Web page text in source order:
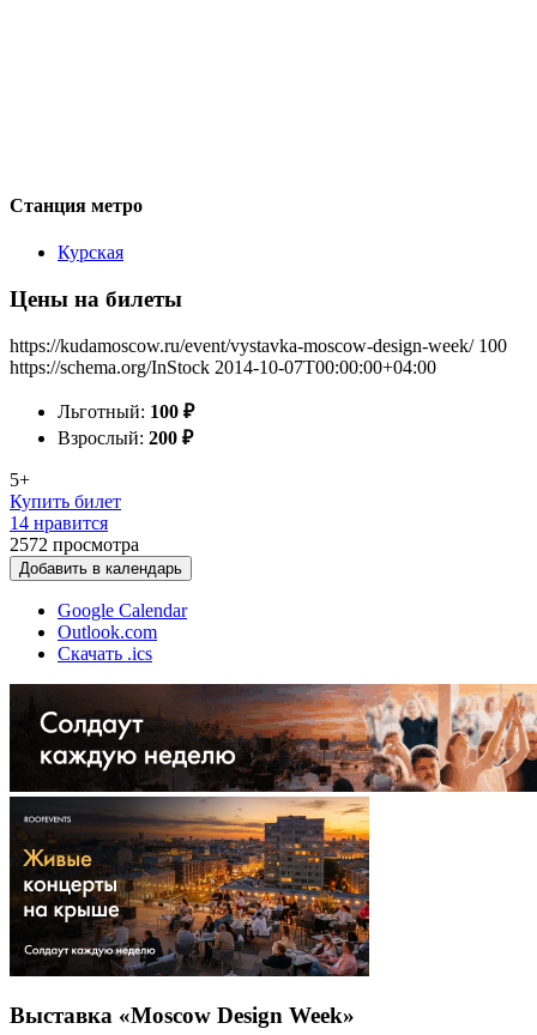
Станция метро
Курская
Цены на билеты
https://kudamoscow.ru/event/vystavka-moscow-design-week/ 100
https://schema.org/InStock 2014-10-07T00:00:00+04:00
Льготный: 100 ₽
Взрослый: 200 ₽
5+
Купить билет
14 нравится
2572 просмотра
Добавить в календарь
Google Calendar
Outlook.com
Скачать .ics
Выставка «Moscow Design Week»